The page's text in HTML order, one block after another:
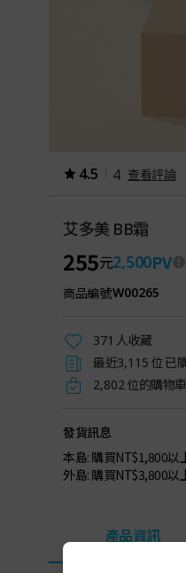
4.5 4 查看評論
艾多美 BB霜
255元2,500PV
商品編號W00265
371 人收藏
最近3,115 位 已
2,802位的購物
發貨訊息
本島: 購買NT$1,800以
外島: 購買NT$3,800以
產品資訊